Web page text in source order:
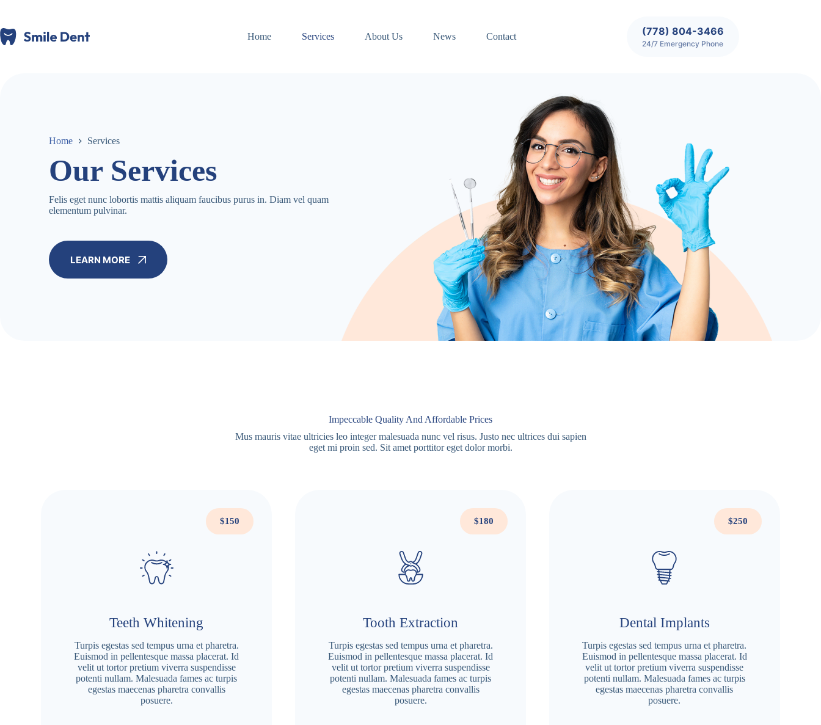
content
Home
Services About Us News Contact (778) 804-3466
24/7 Emergency Phone
Home Services
Our Services
Felis eget nunc lobortis mattis aliquam faucibus purus in. Diam vel quam
elementum pulvinar.
LEARN MORE
Impeccable Quality And Affordable Prices
Mus mauris vitae ultricies leo integer malesuada nunc vel risus. Justo nec ultrices dui sapien
eget mi proin sed. Sit amet porttitor eget dolor morbi.
$150
Teeth Whitening
Turpis egestas sed tempus urna et pharetra.
Euismod in pellentesque massa placerat. Id
velit ut tortor pretium viverra suspendisse
potenti nullam. Malesuada fames ac turpis
egestas maecenas pharetra convallis
posuere.
$180
Tooth Extraction
Turpis egestas sed tempus urna et pharetra.
Euismod in pellentesque massa placerat. Id
velit ut tortor pretium viverra suspendisse
potenti nullam. Malesuada fames ac turpis
egestas maecenas pharetra convallis
posuere.
$250
Dental Implants
Turpis egestas sed tempus urna et pharetra.
Euismod in pellentesque massa placerat. Id
velit ut tortor pretium viverra suspendisse
potenti nullam. Malesuada fames ac turpis
egestas maecenas pharetra convallis
posuere.